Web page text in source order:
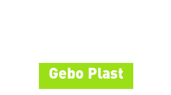
Gebo Plast